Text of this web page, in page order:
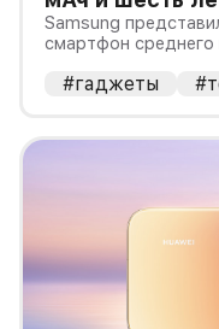
только для
Samsung
смартфон среднего
сроком
#гаджеты